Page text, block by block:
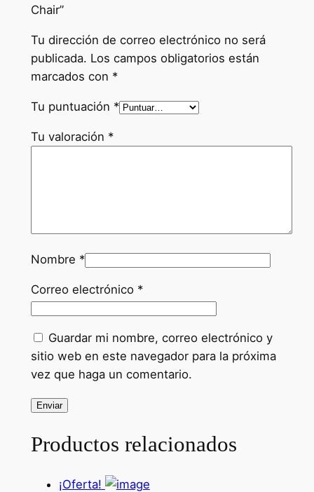
Chair”
Tu dirección de correo electrónico no será
publicada. Los campos obligatorios están
marcados con *
Tu puntuación *
Tu valoración *
Nombre *
Correo electrónico *
Guardar mi nombre, correo electrónico y
sitio web en este navegador para la próxima
vez que haga un comentario.
Productos relacionados
¡Oferta!